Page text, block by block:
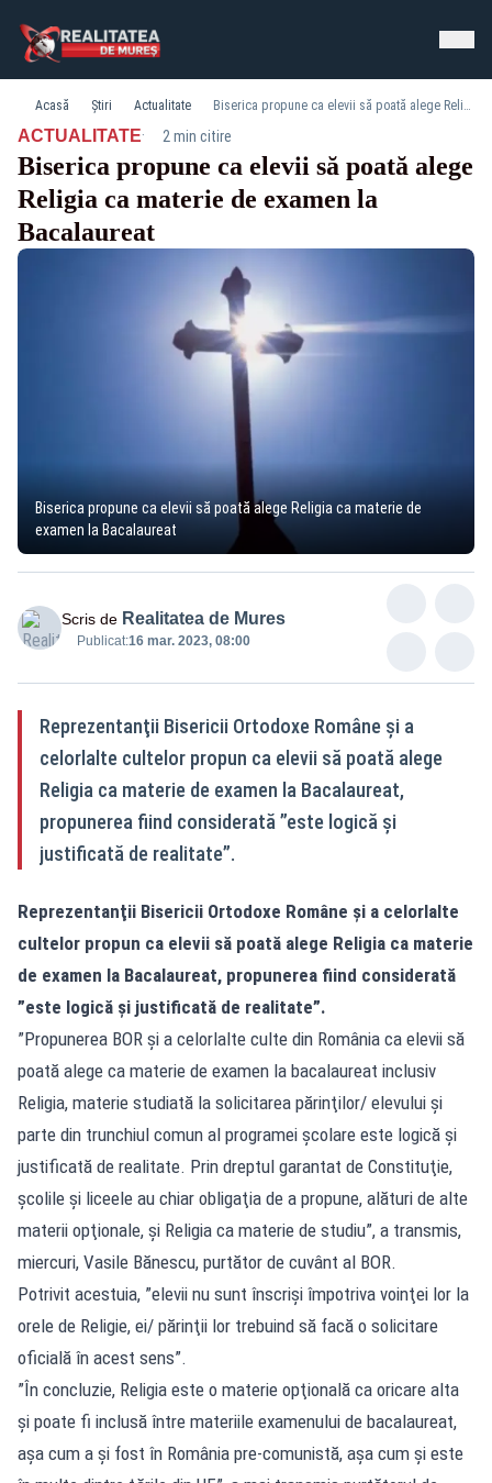
Acasă Știri Actualitate Biserica propune ca elevii să poată alege Religia ca materie de examen la Bacalaureat
ACTUALITATE· 2 min citire
Biserica propune ca elevii să poată alege
Religia ca materie de examen la
Bacalaureat
Biserica propune ca elevii să poată alege Religia ca materie de
examen la Bacalaureat
Scris de Realitatea de Mures
Publicat:16 mar. 2023, 08:00
Reprezentanţii Bisericii Ortodoxe Române şi a
celorlalte cultelor propun ca elevii să poată alege
Religia ca materie de examen la Bacalaureat,
propunerea fiind considerată ”este logică şi
justificată de realitate”.
Reprezentanţii Bisericii Ortodoxe Române şi a celorlalte
cultelor propun ca elevii să poată alege Religia ca materie
de examen la Bacalaureat, propunerea fiind considerată
”este logică şi justificată de realitate”.
”Propunerea BOR şi a celorlalte culte din România ca elevii să
poată alege ca materie de examen la bacalaureat inclusiv
Religia, materie studiată la solicitarea părinţilor/ elevului şi
parte din trunchiul comun al programei şcolare este logică şi
justificată de realitate. Prin dreptul garantat de Constituţie,
şcolile şi liceele au chiar obligaţia de a propune, alături de alte
materii opţionale, şi Religia ca materie de studiu”, a transmis,
miercuri, Vasile Bănescu, purtător de cuvânt al BOR.
Potrivit acestuia, ”elevii nu sunt înscrişi împotriva voinţei lor la
orele de Religie, ei/ părinţii lor trebuind să facă o solicitare
oficială în acest sens”.
”În concluzie, Religia este o materie opţională ca oricare alta
şi poate fi inclusă între materiile examenului de bacalaureat,
aşa cum a şi fost în România pre-comunistă, aşa cum şi este